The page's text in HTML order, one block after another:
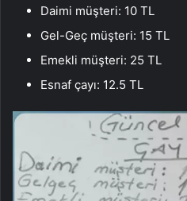
Daimi müşteri: 10 TL
Gel-Geç müşteri: 15 TL
Emekli müşteri: 25 TL
Esnaf çayı: 12.5 TL